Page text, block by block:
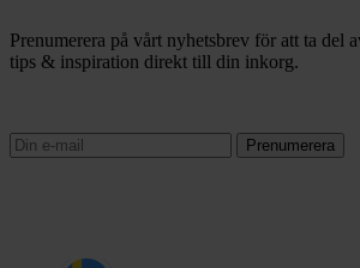
Prenumerera på vårt nyhetsbrev för att ta del
tips & inspiration direkt till din inkorg.
Prenumerera